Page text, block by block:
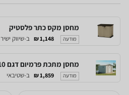
מחסן מקס כתר פלסטיק
מודעה 1,148 ₪ ב-שיווק ישיר
מודעה 1,859 ₪ ב-שטיבאי